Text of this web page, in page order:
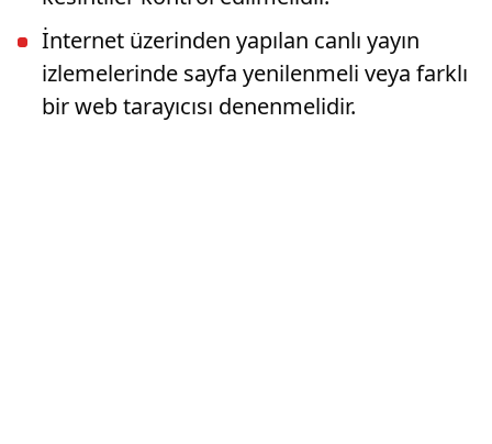
İnternet üzerinden yapılan canlı yayın
izlemelerinde sayfa yenilenmeli veya farklı
bir web tarayıcısı denenmelidir.